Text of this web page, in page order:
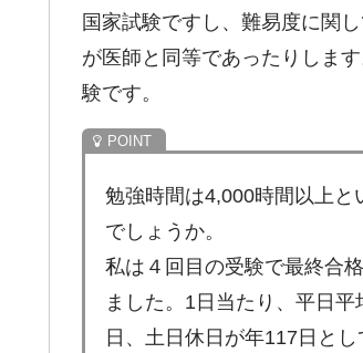
国家試験ですし、難易度に関
が医師と同等であったりしま
験です。
勉強時間は4,000時間以上
でしょうか。
私は４回目の受験で最終合
ました。1日当たり、平日
日、土日休日が年117日とし